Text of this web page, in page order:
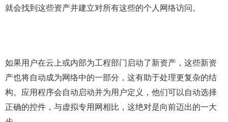
就会找到这些资产并建立对所有这些的个人网络访问。
如果用户在云上或内部为工程部门启动了新资产，这些新资
产也将自动成为网络中的一部分，这有助于处理更复杂的结
构。应用程序会自动启动并为用户定义，他们可以自动选择
正确的控件，与虚拟专用网相比，这绝对是向前迈出的一大